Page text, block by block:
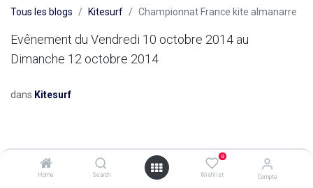
Home Search
0
Wishlist Compte
Tous les blogs Kitesurf Championnat France kite almanarre
Evênement du Vendredi 10 octobre 2014 au
Dimanche 12 octobre 2014
dans Kitesurf